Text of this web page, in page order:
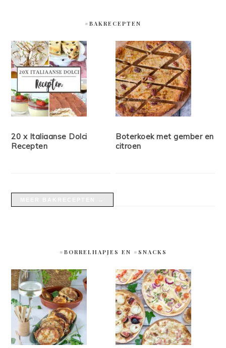
#BAKRECEPTEN
20 x Italiaanse Dolci
Recepten
Boterkoek met gember en
citroen
#BORRELHAPJES EN #SNACKS